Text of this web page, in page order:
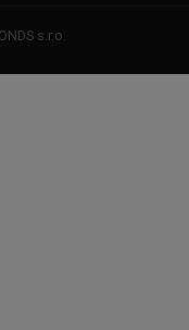
s.r.o.